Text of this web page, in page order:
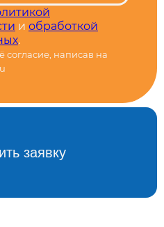
и обработкой
.
согласие, написав на